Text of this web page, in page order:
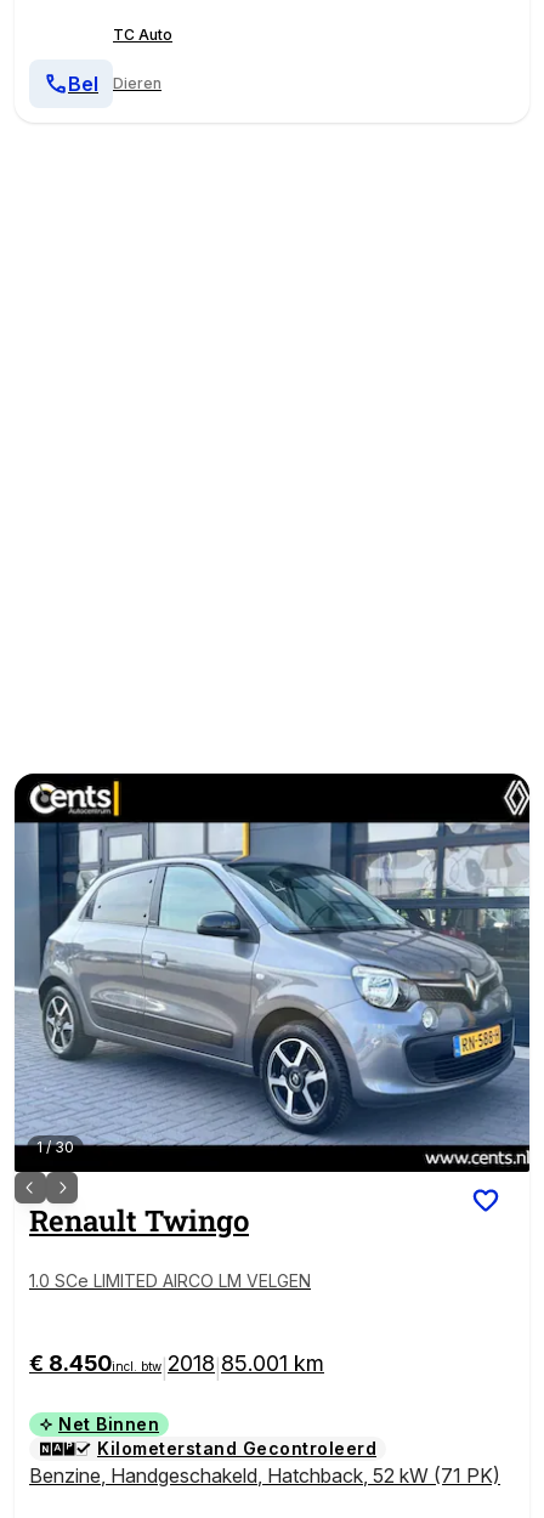
TC Auto
Dieren
Bel
1/30
Renault Twingo
1.0 SCe LIMITED AIRCO LM VELGEN
€ 8.450incl. btw 2018 85.001 km
Net Binnen
Kilometerstand Gecontroleerd
Benzine, Handgeschakeld, Hatchback, 52 kW (71 PK)